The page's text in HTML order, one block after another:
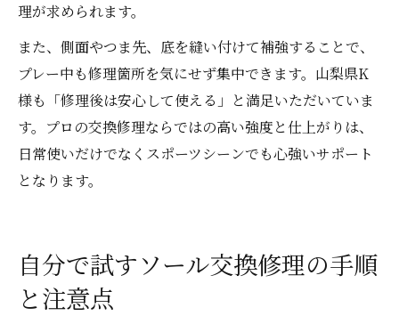
理が求められます。
また、側面やつま先、底を縫い付けて補強することで、
プレー中も修理箇所を気にせず集中できます。山梨県K
様も「修理後は安心して使える」と満足いただいていま
す。プロの交換修理ならではの高い強度と仕上がりは、
日常使いだけでなくスポーツシーンでも心強いサポート
となります。
自分で試すソール交換修理の手順
と注意点